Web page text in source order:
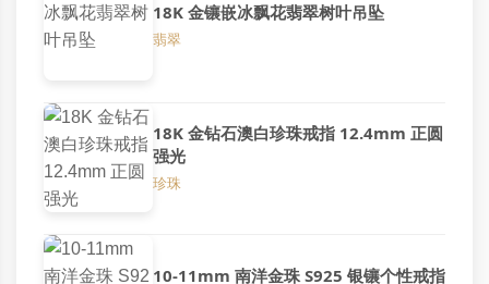
18K 金镶嵌冰飘花翡翠树叶吊坠
翡翠
18K 金钻石澳白珍珠戒指 12.4mm 正圆
强光
珍珠
10-11mm 南洋金珠 S925 银镶个性戒指